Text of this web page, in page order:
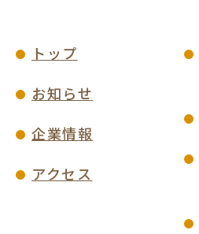
トップ
お知らせ
企業情報
アクセス